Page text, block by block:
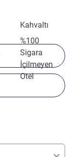
Kahvaltı
%100
Sigara
İçilmeyen
Otel